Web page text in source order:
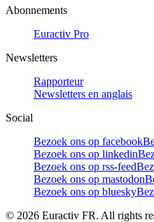
Abonnements
Euractiv Pro
Newsletters
Rapporteur
Newsletters en anglais
Social
Bezoek ons op facebook
Bezoek ons op linkedin
Bezoek ons op rss-feed
Bezoek ons op mastodon
Bezoek ons op bluesky
© 2026 Euractiv FR. All rights